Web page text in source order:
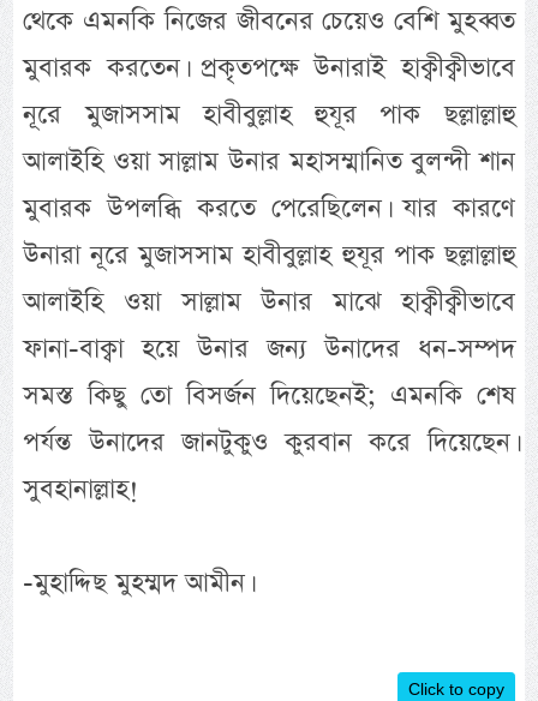
থেকে এমনকি নিজের জীবনের চেয়েও বেশি মুহব্বত
মুবারক করতেন। প্রকৃতপক্ষে উনারাই হাক্বীক্বীভাবে
নূরে মুজাসসাম হাবীবুল্লাহ হুযূর পাক ছল্লাল্লাহু
আলাইহি ওয়া সাল্লাম উনার মহাসম্মানিত বুলন্দী শান
মুবারক উপলব্ধি করতে পেরেছিলেন। যার কারণে
উনারা নূরে মুজাসসাম হাবীবুল্লাহ হুযূর পাক ছল্লাল্লাহু
আলাইহি ওয়া সাল্লাম উনার মাঝে হাক্বীক্বীভাবে
ফানা-বাক্বা হয়ে উনার জন্য উনাদের ধন-সম্পদ
সমস্ত কিছু তো বিসর্জন দিয়েছেনই; এমনকি শেষ
পর্যন্ত উনাদের জানটুকুও কুরবান করে দিয়েছেন।
সুবহানাল্লাহ!
-মুহাদ্দিছ মুহম্মদ আমীন।
Click to copy